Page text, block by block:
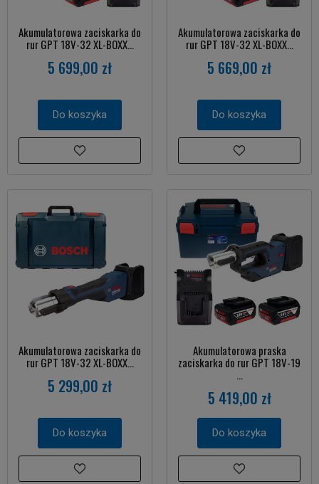
Akumulatorowa zaciskarka do
rur GPT 18V-32 XL-BOXX...
5 699,00 zł
Do koszyka
Akumulatorowa zaciskarka do
rur GPT 18V-32 XL-BOXX...
5 669,00 zł
Do koszyka
Akumulatorowa zaciskarka do
rur GPT 18V-32 XL-BOXX...
5 299,00 zł
Do koszyka
Akumulatorowa praska
zaciskarka do rur GPT 18V-19
...
5 419,00 zł
Do koszyka